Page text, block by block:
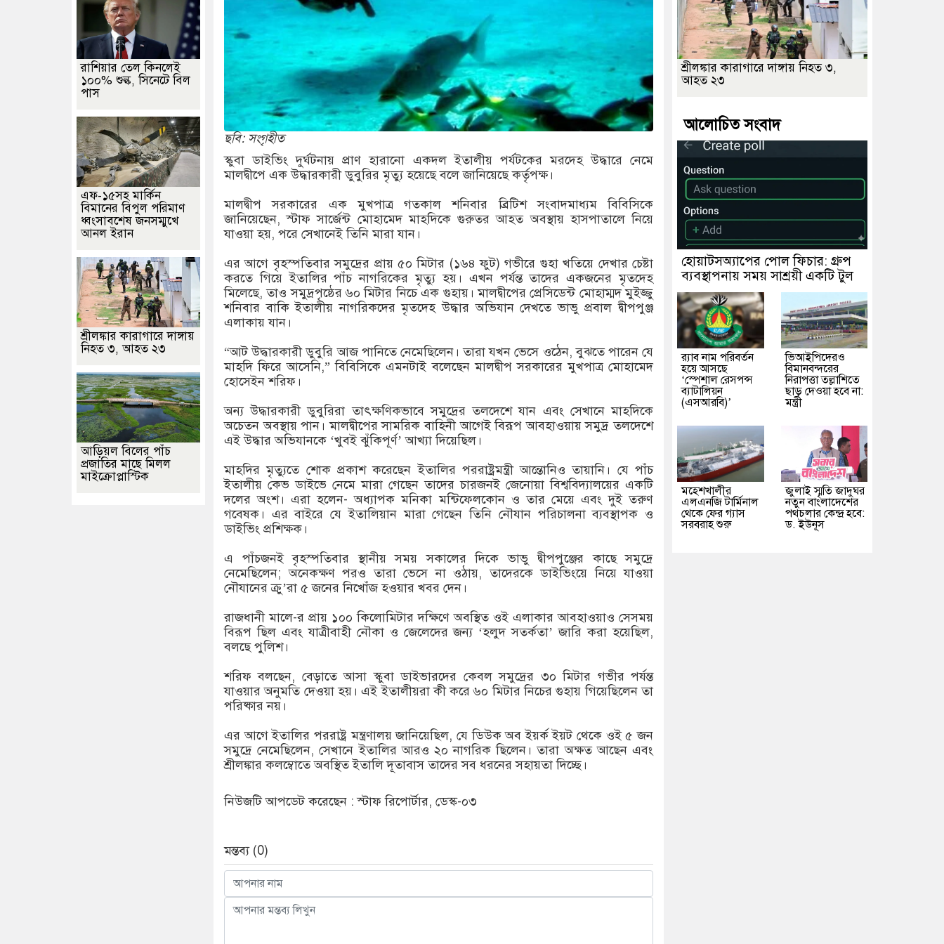
ছবি: সংগৃহীত
স্কুবা ডাইভিং দুর্ঘটনায় প্রাণ হারানো একদল ইতালীয় পর্যটকের মরদেহ উদ্ধারে নেমে
মালদ্বীপে এক উদ্ধারকারী ডুবুরির মৃত্যু হয়েছে বলে জানিয়েছে কর্তৃপক্ষ।
মালদ্বীপ সরকারের এক মুখপাত্র গতকাল শনিবার ব্রিটিশ সংবাদমাধ্যম বিবিসিকে
জানিয়েছেন, স্টাফ সার্জেন্ট মোহামেদ মাহদিকে গুরুতর আহত অবস্থায় হাসপাতালে নিয়ে
যাওয়া হয়, পরে সেখানেই তিনি মারা যান।
এর আগে বৃহস্পতিবার সমুদ্রের প্রায় ৫০ মিটার (১৬৪ ফুট) গভীরে গুহা খতিয়ে দেখার চেষ্টা
করতে গিয়ে ইতালির পাঁচ নাগরিকের মৃত্যু হয়। এখন পর্যন্ত তাদের একজনের মৃতদেহ
মিলেছে, তাও সমুদ্রপৃষ্ঠের ৬০ মিটার নিচে এক গুহায়। মালদ্বীপের প্রেসিডেন্ট মোহাম্মদ মুইজ্জু
শনিবার বাকি ইতালীয় নাগরিকদের মৃতদেহ উদ্ধার অভিযান দেখতে ভাভু প্রবাল দ্বীপপুঞ্জ
এলাকায় যান।
“আট উদ্ধারকারী ডুবুরি আজ পানিতে নেমেছিলেন। তারা যখন ভেসে ওঠেন, বুঝতে পারেন যে
মাহদি ফিরে আসেনি,” বিবিসিকে এমনটাই বলেছেন মালদ্বীপ সরকারের মুখপাত্র মোহামেদ
হোসেইন শরিফ।
অন্য উদ্ধারকারী ডুবুরিরা তাৎক্ষণিকভাবে সমুদ্রের তলদেশে যান এবং সেখানে মাহদিকে
অচেতন অবস্থায় পান। মালদ্বীপের সামরিক বাহিনী আগেই বিরূপ আবহাওয়ায় সমুদ্র তলদেশে
এই উদ্ধার অভিযানকে ‘খুবই ঝুঁকিপূর্ণ’ আখ্যা দিয়েছিল।
মাহদির মৃত্যুতে শোক প্রকাশ করেছেন ইতালির পররাষ্ট্রমন্ত্রী আন্তোনিও তায়ানি। যে পাঁচ
ইতালীয় কেভ ডাইভে নেমে মারা গেছেন তাদের চারজনই জেনোয়া বিশ্ববিদ্যালয়ের একটি
দলের অংশ। এরা হলেন- অধ্যাপক মনিকা মন্টিফেলকোন ও তার মেয়ে এবং দুই তরুণ
গবেষক। এর বাইরে যে ইতালিয়ান মারা গেছেন তিনি নৌযান পরিচালনা ব্যবস্থাপক ও
ডাইভিং প্রশিক্ষক।
এ পাঁচজনই বৃহস্পতিবার স্থানীয় সময় সকালের দিকে ভাভু দ্বীপপুঞ্জের কাছে সমুদ্রে
নেমেছিলেন; অনেকক্ষণ পরও তারা ভেসে না ওঠায়, তাদেরকে ডাইভিংয়ে নিয়ে যাওয়া
নৌযানের ক্রু’রা ৫ জনের নিখোঁজ হওয়ার খবর দেন।
রাজধানী মালে-র প্রায় ১০০ কিলোমিটার দক্ষিণে অবস্থিত ওই এলাকার আবহাওয়াও সেসময়
বিরূপ ছিল এবং যাত্রীবাহী নৌকা ও জেলেদের জন্য ‘হলুদ সতর্কতা’ জারি করা হয়েছিল,
বলছে পুলিশ।
শরিফ বলছেন, বেড়াতে আসা স্কুবা ডাইভারদের কেবল সমুদ্রের ৩০ মিটার গভীর পর্যন্ত
যাওয়ার অনুমতি দেওয়া হয়। এই ইতালীয়রা কী করে ৬০ মিটার নিচের গুহায় গিয়েছিলেন তা
পরিষ্কার নয়।
এর আগে ইতালির পররাষ্ট্র মন্ত্রণালয় জানিয়েছিল, যে ডিউক অব ইয়র্ক ইয়ট থেকে ওই ৫ জন
সমুদ্রে নেমেছিলেন, সেখানে ইতালির আরও ২০ নাগরিক ছিলেন। তারা অক্ষত আছেন এবং
শ্রীলঙ্কার কলম্বোতে অবস্থিত ইতালি দূতাবাস তাদের সব ধরনের সহায়তা দিচ্ছে।
নিউজটি আপডেট করেছেন : স্টাফ রিপোর্টার, ডেস্ক-০৩
মন্তব্য (0)
রাশিয়ার তেল কিনলেই
১০০% শুল্ক, সিনেটে বিল
পাস
এফ-১৫সহ মার্কিন
বিমানের বিপুল পরিমাণ
ধ্বংসাবশেষ জনসম্মুখে
আনল ইরান
শ্রীলঙ্কার কারাগারে দাঙ্গায়
নিহত ৩, আহত ২৩
আড়িয়ল বিলের পাঁচ
প্রজাতির মাছে মিলল
মাইক্রোপ্লাস্টিক
শ্রীলঙ্কার কারাগারে দাঙ্গায় নিহত ৩,
আহত ২৩
আলোচিত সংবাদ
হোয়াটসঅ্যাপের পোল ফিচার: গ্রুপ
ব্যবস্থাপনায় সময় সাশ্রয়ী একটি টুল
র‌্যাব নাম পরিবর্তন
হয়ে আসছে
‘স্পেশাল রেসপন্স
ব্যাটালিয়ন
(এসআরবি)’
ভিআইপিদেরও
বিমানবন্দরের
নিরাপত্তা তল্লাশিতে
ছাড় দেওয়া হবে না:
মন্ত্রী
মহেশখালীর
এলএনজি টার্মিনাল
থেকে ফের গ্যাস
সরবরাহ শুরু
জুলাই স্মৃতি জাদুঘর
নতুন বাংলাদেশের
পথচলার কেন্দ্র হবে:
ড. ইউনূস